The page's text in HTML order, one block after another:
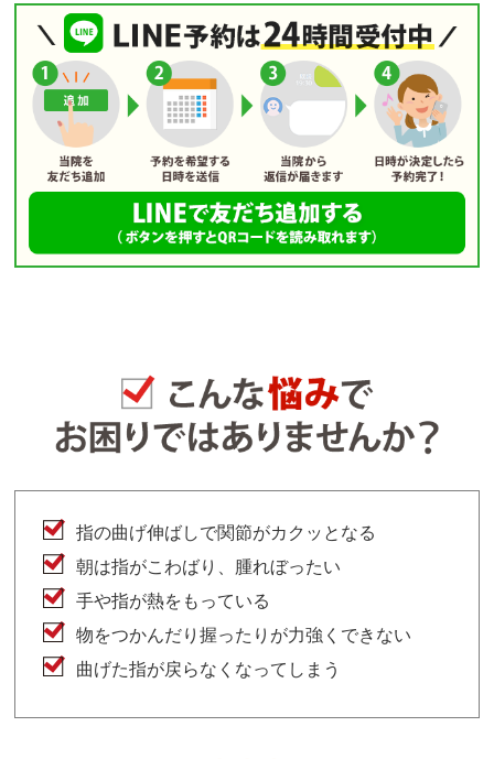
指の曲げ伸ばしで関節がカクッとなる
朝は指がこわばり、腫れぼったい
手や指が熱をもっている
物をつかんだり握ったりが力強くできない
曲げた指が戻らなくなってしまう